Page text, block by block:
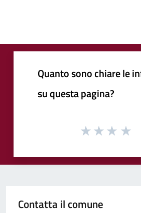
Quanto sono chiare le
su questa pagina?
Contatta il comune